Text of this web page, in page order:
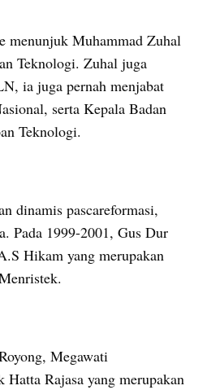
menunjuk Muhammad Zuhal
Teknologi. Zuhal juga
ia juga pernah menjabat
serta Kepala Badan
Teknologi.
dinamis pascareformasi,
Pada 1999-2001, Gus Dur
Hikam yang merupakan
Megawati
Rajasa yang merupakan